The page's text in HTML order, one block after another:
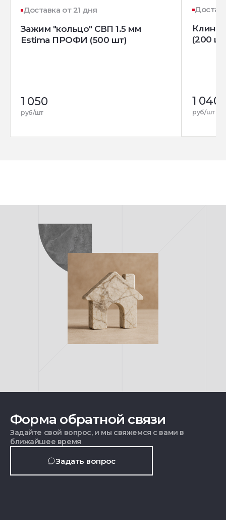
Доставка от 21 дня
Зажим "кольцо" СВП 1.5 мм
Estima ПРОФИ (500 шт)
1 050
руб/шт
Клин
(200
1 040
руб/шт
Форма обратной связи
Задайте свой вопрос, и мы свяжемся с вами в
ближайшее время
Задать вопрос